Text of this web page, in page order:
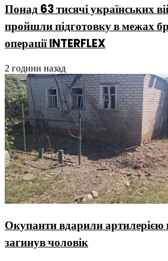
Понад 63 тисячі українських
пройшли підготовку в межах
операції INTERFLEX
2 години назад
Окупанти вдарили
загинув чоловік